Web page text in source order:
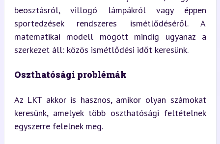
beosztásról, villogó lámpákról vagy éppen
sportedzések rendszeres ismétlődéséről. A
matematikai modell mögött mindig ugyanaz a
szerkezet áll: közös ismétlődési időt keresünk.
Oszthatósági problémák
Az LKT akkor is hasznos, amikor olyan számokat
keresünk, amelyek több oszthatósági feltételnek
egyszerre felelnek meg.